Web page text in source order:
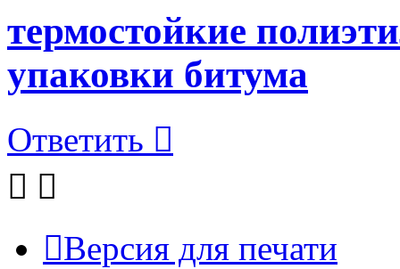
термостойкие
упаковки битума
Ответить
Версия для печати